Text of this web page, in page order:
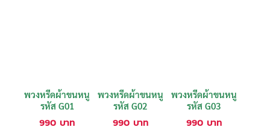
พวงหรีดผ้าขนหนู
รหัส G01
990 บาท
พวงหรีดผ้าขนหนู
รหัส G02
990 บาท
พวงหรีดผ้าขนหนู
รหัส G03
990 บาท